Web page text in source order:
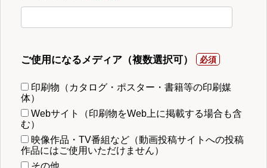
ご使用になるメディア（複数選択可）
印刷物（カタログ・ポスター・書籍等の印刷媒
体）
Webサイト（印刷物をWeb上に掲載する場合も含
む）
映像作品・TV番組など（動画投稿サイトへの投稿
作品にはご使用いただけません）
その他